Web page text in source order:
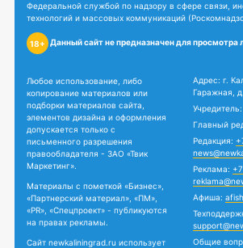
Федеральной службой по надзору в сфере связи,
технологий и массовых коммуникаций
18+ Данный сайт не предназначен для просмотра
Любое использование, либо
копирование материалов или
подборки материалов сайта,
элементов дизайна и оформления
допускается только с
письменного разрешения
правообладателя - ЗАО «Твик
Маркетинг».
Материалы с пометкой «Бизнес»,
«Партнерский материал», «ПМ»,
«PR», «Спецпроект» - публикуются
на правах рекламы.
Сайт newkaliningrad.ru использует
Адрес: г.
Гаражная,
Главный
Редакция:
Реклама:
Афиша:
Общие